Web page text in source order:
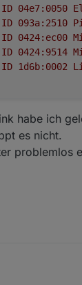
ID 04e7:0050
ID 093a:2510
ID 0424:ec00
ID 0424:9514
ID 1d6b:0002
habe ich
es nicht.
problemlos